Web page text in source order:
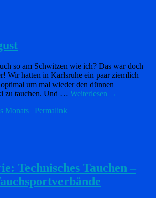
so am Schwitzen wie ich? Das war doch
Wir hatten in Karlsruhe ein paar ziemlich
um mal wieder den dünnen
zu tauchen. Und … Weiterlesen →
Monats
Permalink
Technisches Tauchen –